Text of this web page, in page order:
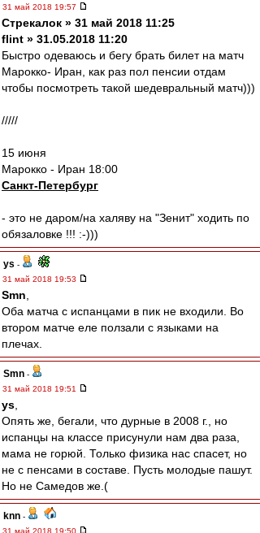
31 май 2018 19:57
Стрекалок » 31 май 2018 11:25
flint » 31.05.2018 11:20
Быстро одеваюсь и бегу брать билет на матч
Марокко- Иран, как раз пол пенсии отдам
чтобы посмотреть такой шедевральный матч)))
/////
15 июня
Марокко - Иран 18:00
Санкт-Петербург
- это не даром/на халяву на "Зенит" ходить по
обязаловке !!! :-)))
ys -
31 май 2018 19:53
Smn
Оба матча с испанцами в пик не входили. Во
втором матче еле ползали с языками на
плечах.
Smn -
31 май 2018 19:51
ys
Опять же, бегали, что дурные в 2008 г., но
испанцы на классе присунули нам два раза,
мама не горюй. Только физика нас спасет, но
не с пенсами в составе. Пусть молодые пашут.
Но не Самедов же.(
knn -
31 май 2018 19:50